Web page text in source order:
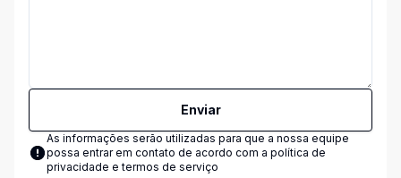
Enviar
As informações serão utilizadas para que a nossa equipe
possa entrar em contato de acordo com a política de
privacidade e termos de serviço